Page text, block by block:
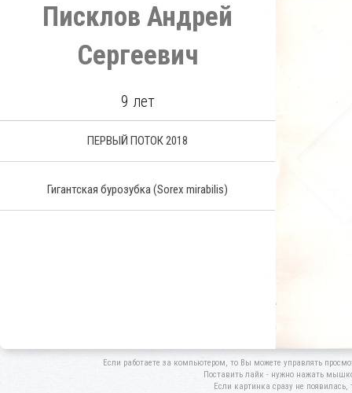
Писклов Андрей
Сергеевич
9 лет
ПЕРВЫЙ ПОТОК 2018
Гигантская бурозубка(Sorex mirabilis)
Если работаете за компьютером, то Вы можете управлять
Поставить лайк - нужно нажать
Если картинка сразу не появилась,